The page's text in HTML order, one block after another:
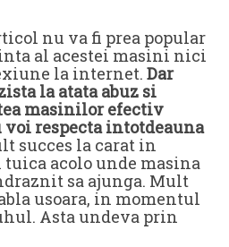
nu va fi prea popular
al acestei masini nici
la internet. Dar
la atata abuz si
masinilor efectiv
voi respecta intotdeauna
succes la carat in
acolo unde masina
sa ajunga. Mult
usoara, in momentul
Asta undeva prin